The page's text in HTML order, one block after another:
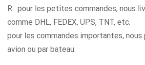
R : pour les petites commandes, nous
comme DHL, FEDEX, UPS, TNT, etc.
pour les commandes importantes, nous
avion ou par bateau.